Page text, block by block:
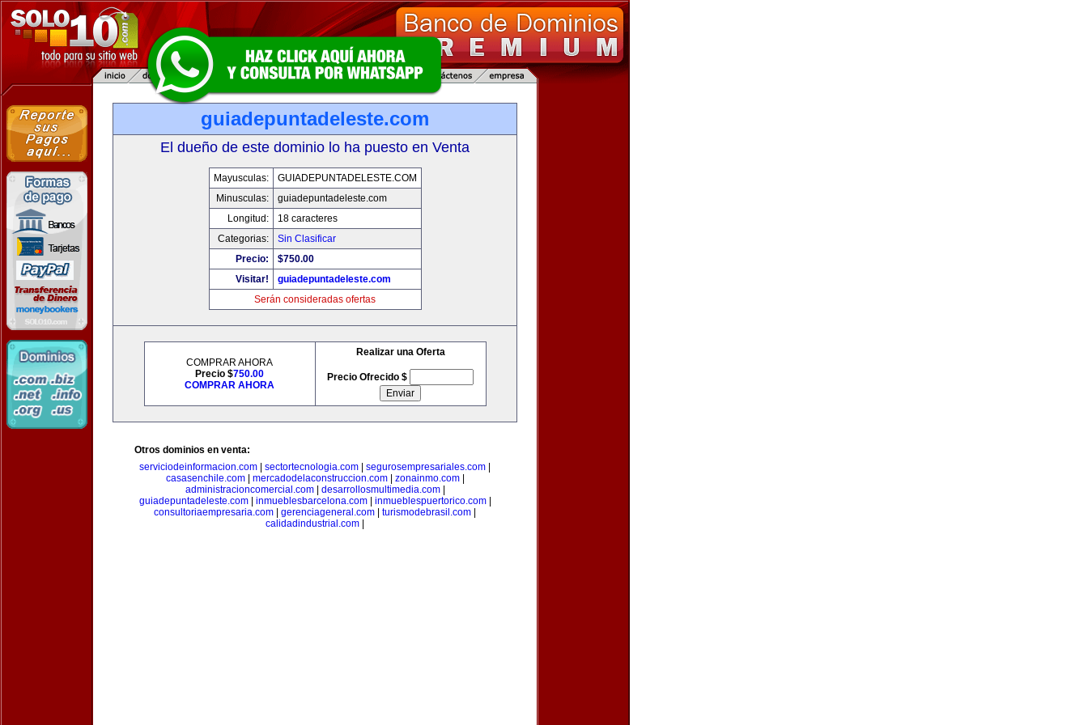
guiadepuntadeleste.com
El dueño de este dominio lo ha puesto en Venta
Mayusculas:
GUIADEPUNTADELESTE.COM
Minusculas:
guiadepuntadeleste.com
Longitud:
18 caracteres
Categorias:
Sin Clasificar
Precio:
$750.00
Visitar!
guiadepuntadeleste.com
Serán consideradas ofertas
COMPRAR AHORA
Precio $750.00
COMPRAR AHORA
Realizar una Oferta
Precio Ofrecido $
Otros dominios en venta:
serviciodeinformacion.com
sectortecnologia.com segurosempresariales.com
casasenchile.com| mercadodelaconstruccion.com| zonainmo.com|
administracioncomercial.com| desarrollosmultimedia.com|
guiadepuntadeleste.com| inmueblesbarcelona.com| inmueblespuertorico.com|
consultoriaempresaria.com
gerenciageneral.com turismodebrasil.com
calidadindustrial.com